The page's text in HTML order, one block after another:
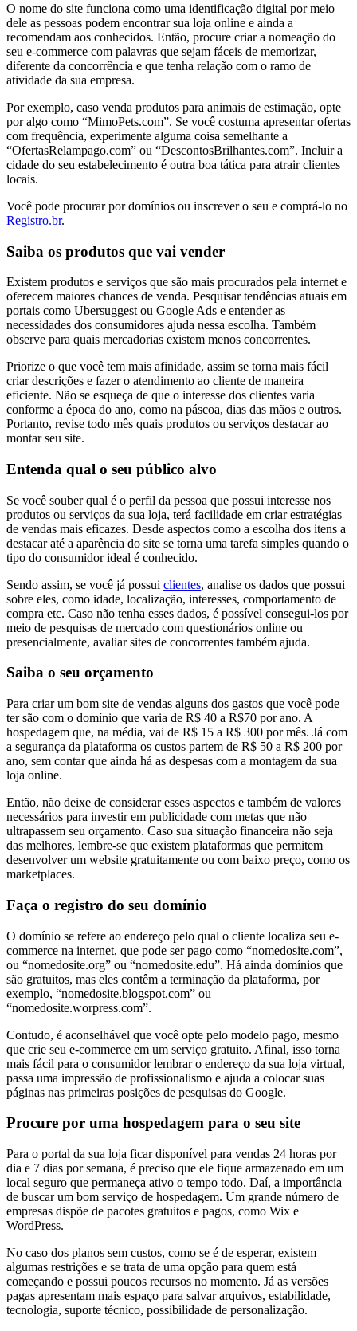
O nome do site funciona como uma identificação digital por meio
dele as pessoas podem encontrar sua loja online e ainda a
recomendam aos conhecidos. Então, procure criar a nomeação do
seu e-commerce com palavras que sejam fáceis de memorizar,
diferente da concorrência e que tenha relação com o ramo de
atividade da sua empresa.
Por exemplo, caso venda produtos para animais de estimação, opte
por algo como “MimoPets.com”. Se você costuma apresentar ofertas
com frequência, experimente alguma coisa semelhante a
“OfertasRelampago.com” ou “DescontosBrilhantes.com”. Incluir a
cidade do seu estabelecimento é outra boa tática para atrair clientes
locais.
Você pode procurar por domínios ou inscrever o seu e comprá-lo no
Registro.br.
Saiba os produtos que vai vender
Existem produtos e serviços que são mais procurados pela internet e
oferecem maiores chances de venda. Pesquisar tendências atuais em
portais como Ubersuggest ou Google Ads e entender as
necessidades dos consumidores ajuda nessa escolha. Também
observe para quais mercadorias existem menos concorrentes.
Priorize o que você tem mais afinidade, assim se torna mais fácil
criar descrições e fazer o atendimento ao cliente de maneira
eficiente. Não se esqueça de que o interesse dos clientes varia
conforme a época do ano, como na páscoa, dias das mãos e outros.
Portanto, revise todo mês quais produtos ou serviços destacar ao
montar seu site.
Entenda qual o seu público alvo
Se você souber qual é o perfil da pessoa que possui interesse nos
produtos ou serviços da sua loja, terá facilidade em criar estratégias
de vendas mais eficazes. Desde aspectos como a escolha dos itens a
destacar até a aparência do site se torna uma tarefa simples quando o
tipo do consumidor ideal é conhecido.
Sendo assim, se você já possui clientes, analise os dados que possui
sobre eles, como idade, localização, interesses, comportamento de
compra etc. Caso não tenha esses dados, é possível consegui-los por
meio de pesquisas de mercado com questionários online ou
presencialmente, avaliar sites de concorrentes também ajuda.
Saiba o seu orçamento
Para criar um bom site de vendas alguns dos gastos que você pode
ter são com o domínio que varia de R$ 40 a R$70 por ano. A
hospedagem que, na média, vai de R$ 15 a R$ 300 por mês. Já com
a segurança da plataforma os custos partem de R$ 50 a R$ 200 por
ano, sem contar que ainda há as despesas com a montagem da sua
loja online.
Então, não deixe de considerar esses aspectos e também de valores
necessários para investir em publicidade com metas que não
ultrapassem seu orçamento. Caso sua situação financeira não seja
das melhores, lembre-se que existem plataformas que permitem
desenvolver um website gratuitamente ou com baixo preço, como os
marketplaces.
Faça o registro do seu domínio
O domínio se refere ao endereço pelo qual o cliente localiza seu e-
commerce na internet, que pode ser pago como “nomedosite.com”,
ou “nomedosite.org” ou “nomedosite.edu”. Há ainda domínios que
são gratuitos, mas eles contêm a terminação da plataforma, por
exemplo, “nomedosite.blogspot.com” ou
“nomedosite.worpress.com”.
Contudo, é aconselhável que você opte pelo modelo pago, mesmo
que crie seu e-commerce em um serviço gratuito. Afinal, isso torna
mais fácil para o consumidor lembrar o endereço da sua loja virtual,
passa uma impressão de profissionalismo e ajuda a colocar suas
páginas nas primeiras posições de pesquisas do Google.
Procure por uma hospedagem para o seu site
Para o portal da sua loja ficar disponível para vendas 24 horas por
dia e 7 dias por semana, é preciso que ele fique armazenado em um
local seguro que permaneça ativo o tempo todo. Daí, a importância
de buscar um bom serviço de hospedagem. Um grande número de
empresas dispõe de pacotes gratuitos e pagos, como Wix e
WordPress.
No caso dos planos sem custos, como se é de esperar, existem
algumas restrições e se trata de uma opção para quem está
começando e possui poucos recursos no momento. Já as versões
pagas apresentam mais espaço para salvar arquivos, estabilidade,
tecnologia, suporte técnico, possibilidade de personalização.